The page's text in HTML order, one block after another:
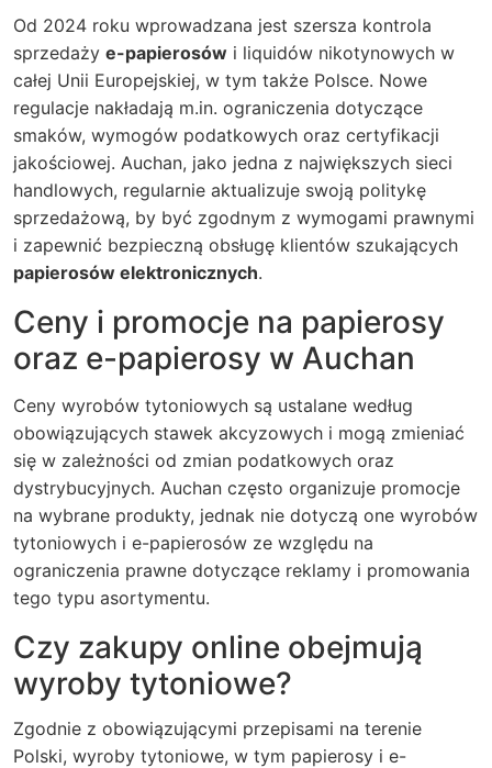
Od 2024 roku wprowadzana jest szersza kontrola
sprzedaży e-papierosów i liquidów nikotynowych w
całej Unii Europejskiej, w tym także Polsce. Nowe
regulacje nakładają m.in. ograniczenia dotyczące
smaków, wymogów podatkowych oraz certyfikacji
jakościowej. Auchan, jako jedna z największych sieci
handlowych, regularnie aktualizuje swoją politykę
sprzedażową, by być zgodnym z wymogami prawnymi
i zapewnić bezpieczną obsługę klientów szukających
papierosów elektronicznych.
Ceny i promocje na papierosy
oraz e-papierosy w Auchan
Ceny wyrobów tytoniowych są ustalane według
obowiązujących stawek akcyzowych i mogą zmieniać
się w zależności od zmian podatkowych oraz
dystrybucyjnych. Auchan często organizuje promocje
na wybrane produkty, jednak nie dotyczą one wyrobów
tytoniowych i e-papierosów ze względu na
ograniczenia prawne dotyczące reklamy i promowania
tego typu asortymentu.
Czy zakupy online obejmują
wyroby tytoniowe?
Zgodnie z obowiązującymi przepisami na terenie
Polski, wyroby tytoniowe, w tym papierosy i e-